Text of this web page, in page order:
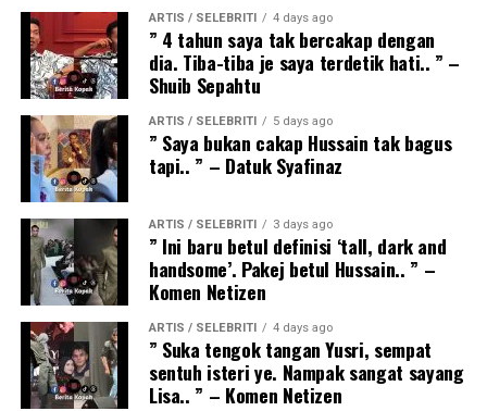
ARTIS / SELEBRITI 4 days ago
” 4 tahun saya tak bercakap dengan
dia. Tiba-tiba je saya terdetik hati.. ” –
Shuib Sepahtu
ARTIS / SELEBRITI 5 days ago
” Saya bukan cakap Hussain tak bagus
tapi.. ” – Datuk Syafinaz
ARTIS / SELEBRITI 3 days ago
” Ini baru betul definisi ‘tall, dark and
handsome’. Pakej betul Hussain.. ” –
Komen Netizen
ARTIS / SELEBRITI 4 days ago
” Suka tengok tangan Yusri, sempat
sentuh isteri ye. Nampak sangat sayang
Lisa.. ” – Komen Netizen